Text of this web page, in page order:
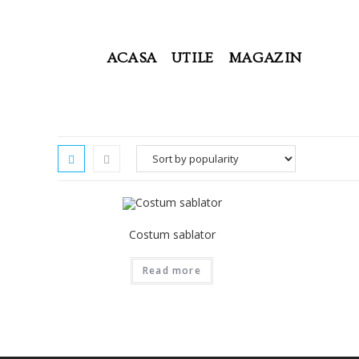
ACASA UTILE MAGAZIN
Costum sablator
Read more